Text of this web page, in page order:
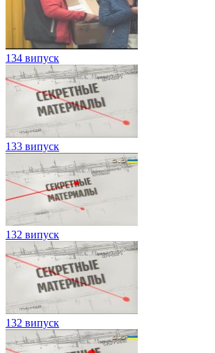
134 випуск
133 випуск
132 випуск
132 випуск